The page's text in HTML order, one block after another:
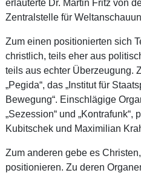
erläuterte Dr. Martin Fritz von
Zentralstelle für
Zum einen positionierten sich
christlich, teils eher aus
teils aus echter Überzeugung.
„Pegida“, das „Institut für
Bewegung“. Einschlägige
„Sezession“ und „Kontrafunk“,
Kubitschek und Maximilian
Zum anderen gebe es
positionieren. Zu deren